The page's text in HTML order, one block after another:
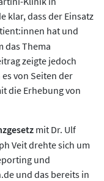
klar, dass der Einsatz
hat und
das Thema
zeigte jedoch
von Seiten der
die Erhebung von
mit Dr. Ulf
Veit drehte sich um
und
und das bereits in